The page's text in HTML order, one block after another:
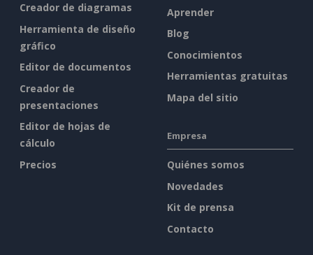
Creador de diagramas
Herramienta de diseño
gráfico
Editor de documentos
Creador de
presentaciones
Editor de hojas de
cálculo
Precios
Aprender
Blog
Conocimientos
Herramientas gratuitas
Mapa del sitio
Empresa
Quiénes somos
Novedades
Kit de prensa
Contacto